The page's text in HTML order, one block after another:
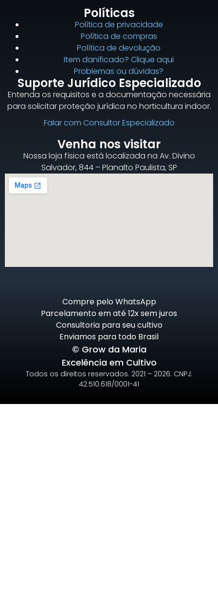
Políticas
Política de privacidade
Política de compras
Política de devolução
Item danificado? Clique aqui
Problemas ou dúvidas?
Suporte Jurídico Especializado
Entenda os requisitos e a documentação necessária
para solicitar proteção jurídica no horticultura indoor.
Falar com Consultor Especializado
Venha nos visitar
Nossa loja física está localizada na Av. Divino
Salvador, 844 – Planalto Paulista, SP
Compre pelo WhatsApp
Parcelamento em até 12x sem juros
Consultoria para seu cultivo
Enviamos para todo Brasil
© Grow da Maria
Excelência em Cultivo
Todos os direitos reservados. 2021 – 2026. CNPJ:
42.510.618/0001-41